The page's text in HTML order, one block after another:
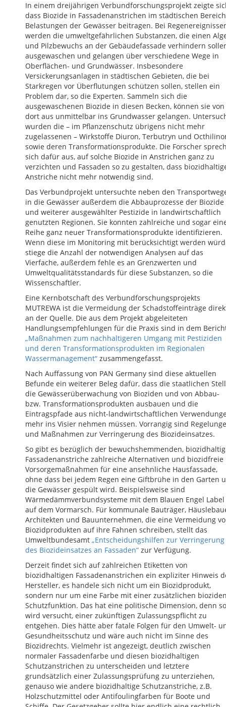
In einem dreijährigen Verbundforschungsprojekt zeigte
dass Biozide in Fassadenanstrichen im städtischen
Belastungen der Gewässer beitragen. Bei
werden die umweltgefährlichen Substanzen, die einen
und Pilzbewuchs an der Gebäudefassade verhindern
ausgewaschen und gelangen über verschiedene Wege in
Oberflächen- und Grundwässer. Insbesondere
Versickerungsanlagen in städtischen Gebieten, die bei
Starkregen vor Überflutungen schützen sollen, stellen ein
Problem dar, so die Experten. Sammeln sich die
ausgewaschenen Biozide in diesen Becken, können sie von
dort aus unmittelbar ins Grundwasser gelangen.
wurden die – im Pflanzenschutz übrigens nicht mehr
zugelassenen – Wirkstoffe Diuron, Terbutryn und
sowie deren Transformationsprodukte. Die Forscher
sich dafür aus, auf solche Biozide in Anstrichen ganz zu
verzichten und Fassaden so zu gestalten, dass
Anstriche nicht mehr notwendig sind.
Das Verbundprojekt untersuchte neben den
in die Gewässer außerdem die Abbauprozesse der Biozide
und weiterer ausgewählter Pestizide in landwirtschaftlich
genutzten Regionen. Sie konnten zahlreiche und sogar
Reihe ganz neuer Transformationsprodukte identifizieren.
Wenn diese im Monitoring mit berücksichtigt werden
stiege die Anzahl der notwendigen Analysen auf das
Vierfache, außerdem fehle es an Grenzwerten und
Umweltqualitätsstandards für diese Substanzen, so die
Wissenschaftler.
Eine Kernbotschaft des Verbundforschungsprojekts
MUTREWA ist die Vermeidung der Schadstoffeinträge
an der Quelle. Die aus dem Projekt abgeleiteten
Handlungsempfehlungen für die Praxis sind in dem
„Maßnahmen zum nachhaltigeren Umgang mit Pestiziden
und deren Transformationsprodukten im Regionalen
Wassermanagement“ zusammengefasst.
Nach Auffassung von PAN Germany sind diese aktuellen
Befunde ein weiterer Beleg dafür, dass die staatlichen
die Gewässerüberwachung von Bioziden und von Abbau-
bzw. Transformationsprodukten ausbauen und die
Eintragspfade aus nicht-landwirtschaftlichen
mehr ins Visier nehmen müssen. Vorrangig sind
und Maßnahmen zur Verringerung des Biozideinsatzes.
So gibt es bezüglich der bewuchshemmenden,
Fassadenanstriche zahlreiche Alternativen und biozidfreie
Vorsorgemaßnahmen für eine ansehnliche Hausfassade,
ohne dass bei jedem Regen eine Giftbrühe in den Garten
die Gewässer gespült wird. Beispielsweise sind
Wärmedämmverbundsysteme mit dem Blauen Engel Label
auf dem Vormarsch. Für kommunale Bauträger,
Architekten und Bauunternehmen, die eine Vermeidung
Biozidprodukten auf ihre Fahnen schreiben, stellt das
Umweltbundesamt „Entscheidungshilfen zur Verringerung
des Biozideinsatzes an Fassaden“ zur Verfügung.
Derzeit findet sich auf zahlreichen Etiketten von
biozidhaltigen Fassadenanstrichen ein expliziter Hinweis
Hersteller, es handele sich nicht um ein Biozidprodukt,
sondern nur um eine Farbe mit einer zusätzlichen
Schutzfunktion. Das hat eine politische Dimension, denn so
wird versucht, einer zukünftigen Zulassungspflicht zu
entgehen. Dies hätte aber fatale Folgen für den Umwelt-
Gesundheitsschutz und wäre auch nicht im Sinne des
Biozidrechts. Vielmehr ist angezeigt, deutlich zwischen
normaler Fassadenfarbe und diesen biozidhaltigen
Schutzanstrichen zu unterscheiden und letztere
grundsätzlich einer Zulassungsprüfung zu unterziehen,
genauso wie andere biozidhaltige Schutzanstriche, z.B.
Holzschutzmittel oder Antifoulingfarben für Boote und